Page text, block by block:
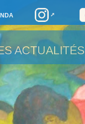
ACTUALITÉS